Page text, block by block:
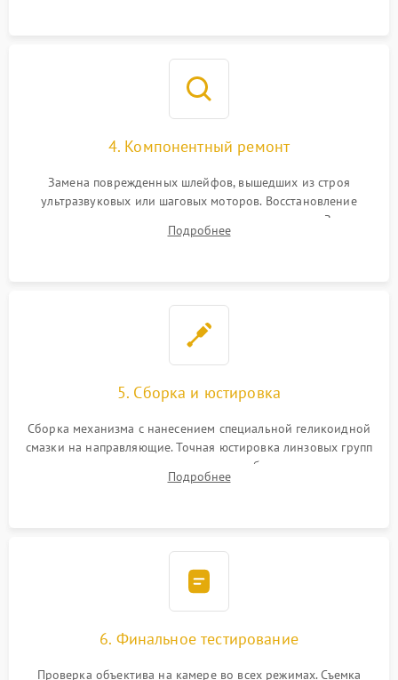
4. Компонентный ремонт
Замена поврежденных шлейфов, вышедших из строя
ультразвуковых или шаговых моторов. Восстановление
геометрии направляющих при заклинивании зума. Замена
неисправного блока диафрагмы, датчиков положения или
Подробнее
5. Сборка и юстировка
Сборка механизма с нанесением специальной геликоидной
смазки на направляющие. Точная юстировка линзовых групп
программным или механическим способом для устранения
бэк
Подробнее
6. Финальное тестирование
Проверка объектива на камере во всех режимах. Съемка